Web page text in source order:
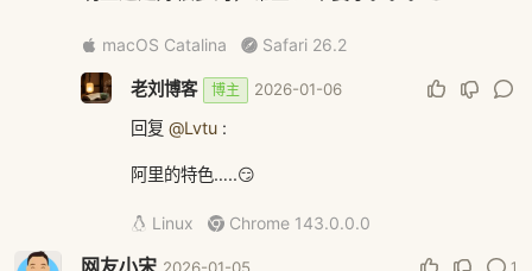
macOS Catalina Safari 26.2
老刘博客 博主 2026-01-06
回复 @Lvtu:
阿里的特色…..😏
Linux Chrome 143.0.0.0
1